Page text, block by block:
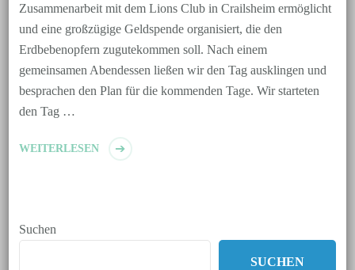
Zusammenarbeit mit dem Lions Club in Crailsheim ermöglicht
und eine großzügige Geldspende organisiert, die den
Erdbebenopfern zugutekommen soll. Nach einem
gemeinsamen Abendessen ließen wir den Tag ausklingen und
besprachen den Plan für die kommenden Tage. Wir starteten
den Tag …
WEITERLESEN
Suchen
SUCHEN